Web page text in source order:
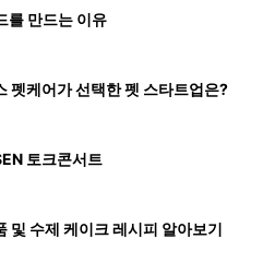
를 만드는 이유
펫케어가 선택한 펫 스타트업은?
토크콘서트
및 수제 케이크 레시피 알아보기